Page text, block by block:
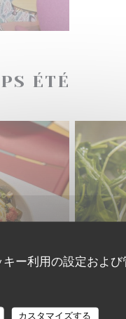
ー利用の設定および
カスタマイズする
ÉTÉ